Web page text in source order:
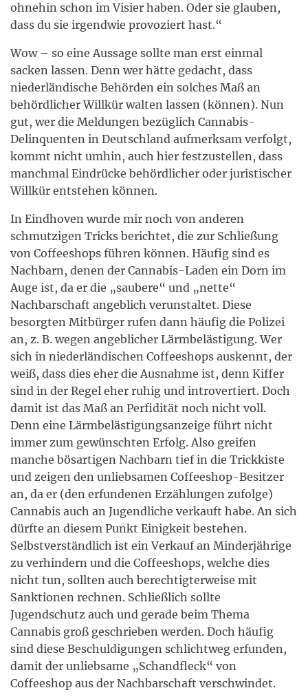
ohnehin schon im Visier haben. Oder sie glauben,
dass du sie irgendwie provoziert hast.“
Wow – so eine Aussage sollte man erst einmal
sacken lassen. Denn wer hätte gedacht, dass
niederländische Behörden ein solches Maß an
behördlicher Willkür walten lassen (können). Nun
gut, wer die Meldungen bezüglich Cannabis-
Delinquenten in Deutschland aufmerksam verfolgt,
kommt nicht umhin, auch hier festzustellen, dass
manchmal Eindrücke behördlicher oder juristischer
Willkür entstehen können.
In Eindhoven wurde mir noch von anderen
schmutzigen Tricks berichtet, die zur Schließung
von Coffeeshops führen können. Häufig sind es
Nachbarn, denen der Cannabis-Laden ein Dorn im
Auge ist, da er die „saubere“ und „nette“
Nachbarschaft angeblich verunstaltet. Diese
besorgten Mitbürger rufen dann häufig die Polizei
an, z. B. wegen angeblicher Lärmbelästigung. Wer
sich in niederländischen Coffeeshops auskennt, der
weiß, dass dies eher die Ausnahme ist, denn Kiffer
sind in der Regel eher ruhig und introvertiert. Doch
damit ist das Maß an Perfidität noch nicht voll.
Denn eine Lärmbelästigungsanzeige führt nicht
immer zum gewünschten Erfolg. Also greifen
manche bösartigen Nachbarn tief in die Trickkiste
und zeigen den unliebsamen Coffeeshop-Besitzer
an, da er (den erfundenen Erzählungen zufolge)
Cannabis auch an Jugendliche verkauft habe. An sich
dürfte an diesem Punkt Einigkeit bestehen.
Selbstverständlich ist ein Verkauf an Minderjährige
zu verhindern und die Coffeeshops, welche dies
nicht tun, sollten auch berechtigterweise mit
Sanktionen rechnen. Schließlich sollte
Jugendschutz auch und gerade beim Thema
Cannabis groß geschrieben werden. Doch häufig
sind diese Beschuldigungen schlichtweg erfunden,
damit der unliebsame „Schandfleck“ von
Coffeeshop aus der Nachbarschaft verschwindet.